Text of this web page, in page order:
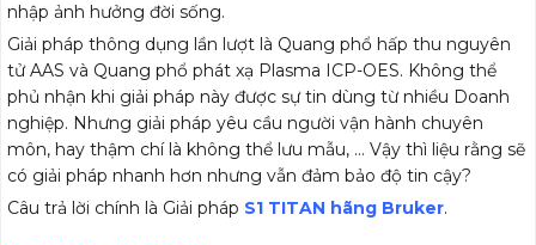
nhập ảnh hưởng đời sống.
Giải pháp thông dụng lần lượt là Quang phổ hấp thu nguyên
tử AAS và Quang phổ phát xạ Plasma ICP-OES. Không thể
phủ nhận khi giải pháp này được sự tin dùng từ nhiều Doanh
nghiệp. Nhưng giải pháp yêu cầu người vận hành chuyên
môn, hay thậm chí là không thể lưu mẫu, … Vậy thì liệu rằng sẽ
có giải pháp nhanh hơn nhưng vẫn đảm bảo độ tin cậy?
Câu trả lời chính là Giải pháp S1 TITAN hãng Bruker.